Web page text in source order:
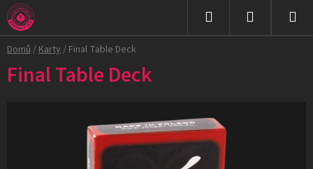
Přejít
na
obsah
Domů/Karty/ Final Table Deck
Final Table Deck